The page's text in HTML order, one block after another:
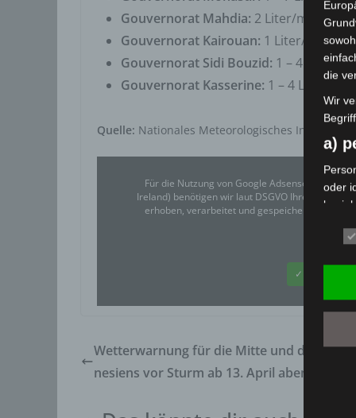
Gouvernorat Mahdia: 2 Liter/m
Gouvernorat Kairouan: 1 Liter/m
Gouvernorat Sidi Bouzid: 1 – 4 Liter/m2
Gouvernorat Kasserine: 1 – 4 Liter/m 2
Quelle: Nationales Meteorologisches Institut
Für die Nutzung von Google Adsense (Google
Ireland) benötigen wir laut DSGVO Ihre
erhoben, verarbeitet und gespeichert. Welche
✓ Erlauben
Wetterwarnung für die Mitte und den
nesiens vor Sturm ab 13. April abends
die
Wir
a)
oder
b)
c)